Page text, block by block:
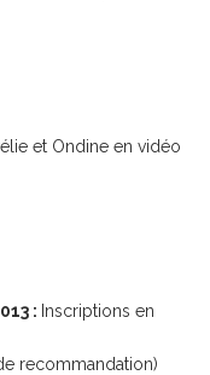
et Ondine en vidéo
: Inscriptions en
recommandation)